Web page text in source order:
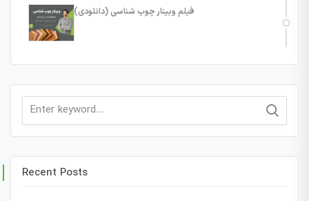
فیلم وبینار چوب شناسی (دانلودی)
Search
Recent Posts